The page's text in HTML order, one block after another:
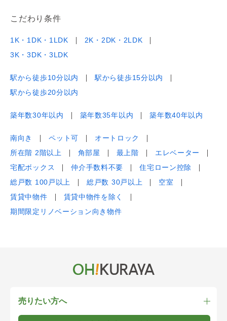
こだわり条件
1K・1DK・1LDK
2K・2DK・2LDK
3K・3DK・3LDK
駅から徒歩10分以内
駅から徒歩15分以内
駅から徒歩20分以内
築年数30年以内 築年数35年以内 築年数40年以内
南向き ペット可
オートロック
所在階 2階以上
角部屋 最上階
エレベーター
宅配ボックス
仲介手数料不要
住宅ローン控除
総戸数 100戸以上
総戸数 30戸以上
空室
賃貸中物件
賃貸中物件を除く
期間限定リノベーション向き物件
売りたい方へ